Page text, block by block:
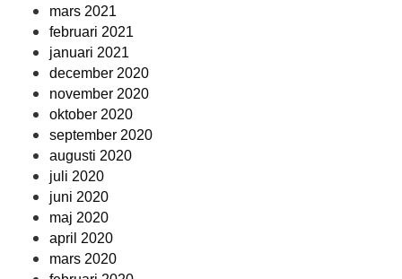
mars 2021
februari 2021
januari 2021
december 2020
november 2020
oktober 2020
september 2020
augusti 2020
juli 2020
juni 2020
maj 2020
april 2020
mars 2020